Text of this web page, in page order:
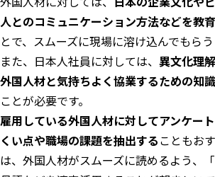
人とのコミュニケーション方法などを教
とで、スムーズに現場に溶け込んでもらう
また、日本人社員に対しては、 異文化理
外国人材と気持ちよく協業するための知
ことが必要です。
雇用している外国人材に対してアンケー
くい点や職場の課題を抽出する こともお
は、外国人材がスムーズに読めるよう、